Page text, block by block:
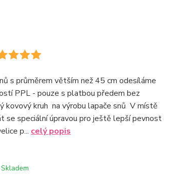
s průměrem větším než 45 cm odesíláme
PPL - pouze s platbou předem bez
kovový kruh na výrobu lapače snů V místě
se speciální úpravou pro ještě lepší pevnost
p... celý popis
Skladem